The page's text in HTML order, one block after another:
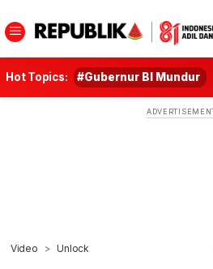
Hot Topics: #Gubernur BI Mundur
Video Unlock